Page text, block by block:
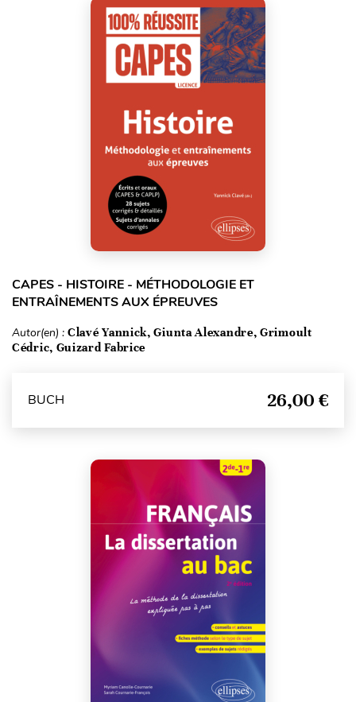
CAPES - HISTOIRE - MÉTHODOLOGIE ET
ENTRAÎNEMENTS AUX ÉPREUVES
Autor(en) : Clavé Yannick, Giunta Alexandre, Grimoult
Cédric, Guizard Fabrice
BUCH 26,00 €